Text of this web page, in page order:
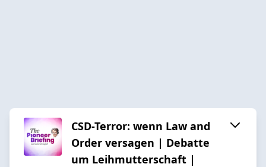
CSD-Terror: wenn Law and
Order versagen | Debatte
um Leihmutterschaft |